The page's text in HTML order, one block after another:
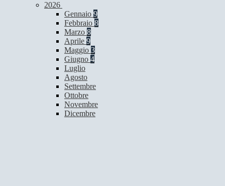
2026
Gennaio 9
Febbraio 8
Marzo 8
Aprile 9
Maggio 3
Giugno 4
Luglio
Agosto
Settembre
Ottobre
Novembre
Dicembre